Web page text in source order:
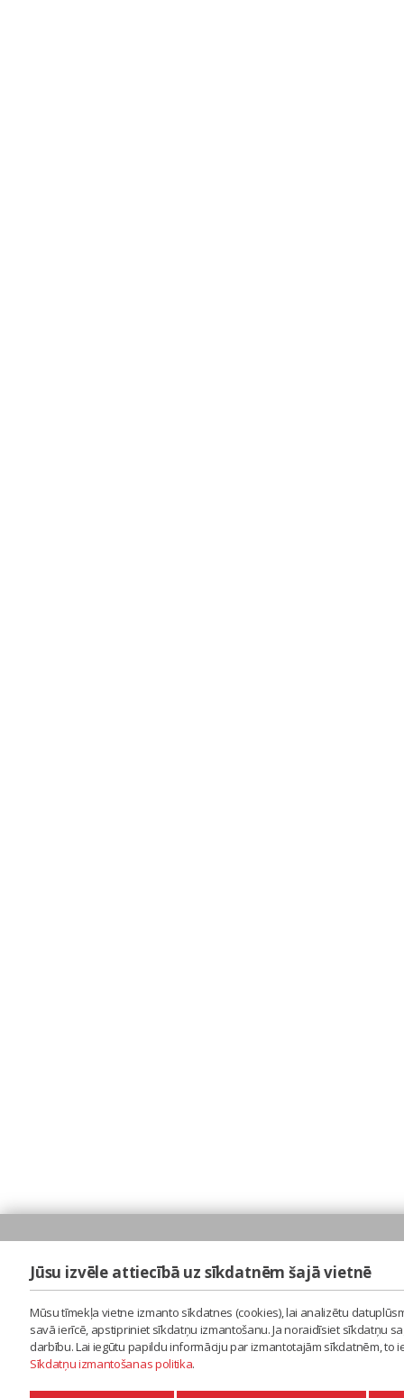
Jūsu izvēle attiecībā uz sīkdatnēm šajā vietnē
Mūsu tīmekļa vietne izmanto sīkdatnes (cookies), lai analizētu
savā ierīcē, apstipriniet sīkdatņu izmantošanu. Ja noraidīsiet sīkdatņu
darbību. Lai iegūtu papildu informāciju par izmantotajām sīkdatnēm,
Sīkdatņu izmantošanas politika.